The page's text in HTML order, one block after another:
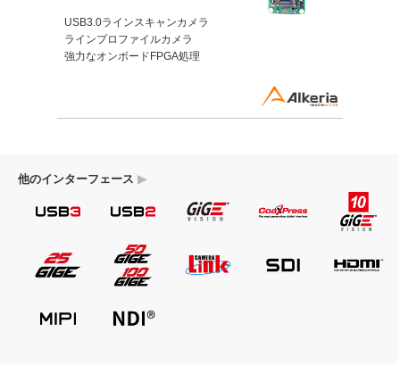
USB3.0ラインスキャンカメラ
ラインプロファイルカメラ
強力なオンボードFPGA処理
他のインターフェース ▶